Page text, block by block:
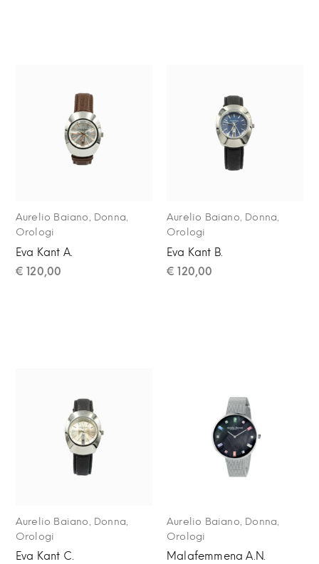
Aurelio Baiano, Donna,
Orologi
Eva Kant A.
€ 120,00
Aurelio Baiano, Donna,
Orologi
Eva Kant B.
€ 120,00
Aurelio Baiano Donna
Orologi
Eva Kant C.
Aurelio Baiano Donna
Orologi
Malafemmena A.N.